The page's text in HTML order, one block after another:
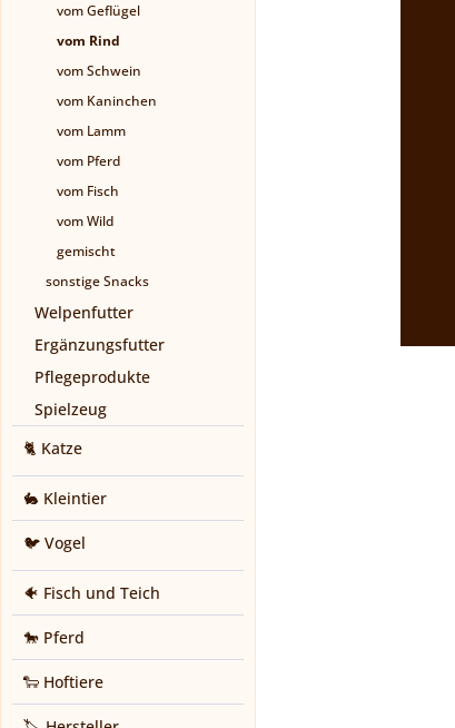
vom Geflügel
vom Rind
vom Schwein
vom Kaninchen
vom Lamm
vom Pferd
vom Fisch
vom Wild
gemischt
sonstige Snacks
Welpenfutter
Ergänzungsfutter
Pflegeprodukte
Spielzeug
🐈 Katze
🐇 Kleintier
🐦 Vogel
🐠 Fisch und Teich
🐎 Pferd
🐑 Hoftiere